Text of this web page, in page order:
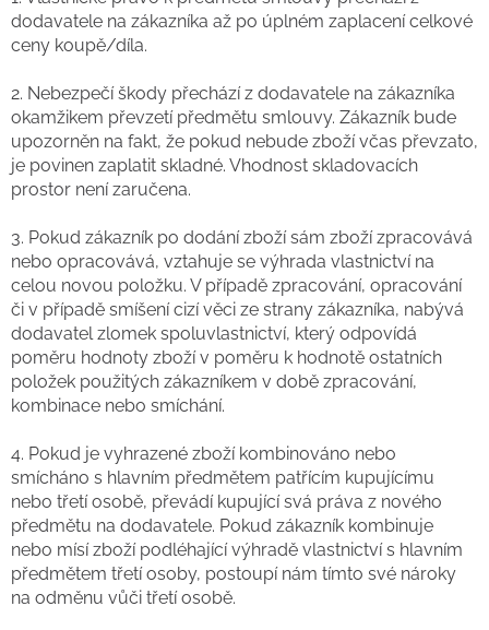
dodavatele na zákazníka až po úplném zaplacení celkové
ceny koupě/díla.
2. Nebezpečí škody přechází z dodavatele na zákazníka
okamžikem převzetí předmětu smlouvy. Zákazník bude
upozorněn na fakt, že pokud nebude zboží včas převzato,
je povinen zaplatit skladné. Vhodnost skladovacích
prostor není zaručena.
3. Pokud zákazník po dodání zboží sám zboží zpracovává
nebo opracovává, vztahuje se výhrada vlastnictví na
celou novou položku. V případě zpracování, opracování
či v případě smíšení cizí věci ze strany zákazníka, nabývá
dodavatel zlomek spoluvlastnictví, který odpovídá
poměru hodnoty zboží v poměru k hodnotě ostatních
položek použitých zákazníkem v době zpracování,
kombinace nebo smíchání.
4. Pokud je vyhrazené zboží kombinováno nebo
smícháno s hlavním předmětem patřícím kupujícímu
nebo třetí osobě, převádí kupující svá práva z nového
předmětu na dodavatele. Pokud zákazník kombinuje
nebo mísí zboží podléhající výhradě vlastnictví s hlavním
předmětem třetí osoby, postoupí nám tímto své nároky
na odměnu vůči třetí osobě.